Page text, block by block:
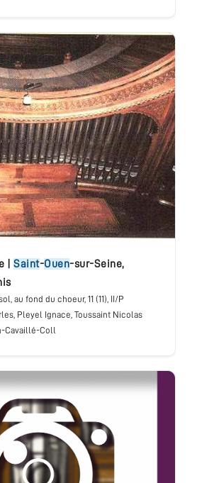
Saint-Ouen-sur-Seine,
au fond du choeur, 11 (11), II/P
Pleyel Ignace, Toussaint Nicolas
Cavaillé-Coll